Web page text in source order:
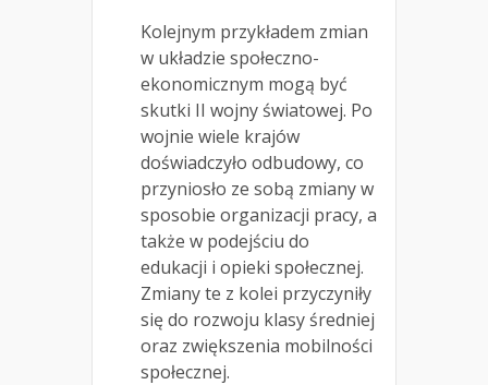
Kolejnym przykładem zmian
w układzie społeczno-
ekonomicznym mogą być
skutki II wojny światowej. Po
wojnie wiele krajów
doświadczyło odbudowy, co
przyniosło ze sobą zmiany w
sposobie organizacji pracy, a
także w podejściu do
edukacji i opieki społecznej.
Zmiany te z kolei przyczyniły
się do rozwoju klasy średniej
oraz zwiększenia mobilności
społecznej.